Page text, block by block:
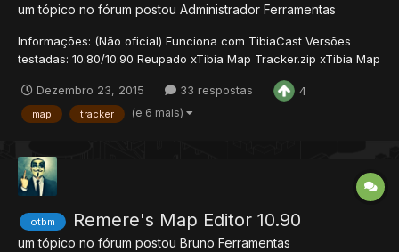
um tópico no fórum postou Administrador Ferramentas
Informações: (Não oficial) Funciona com TibiaCast Versões
testadas: 10.80/10.90 Reupado xTibia Map Tracker.zip xTibia Map
Dezembro 23, 2015
33 respostas 4
map tracker (e 6 mais)
otbm Remere's Map Editor 10.90
um tópico no fórum postou Bruno Ferramentas